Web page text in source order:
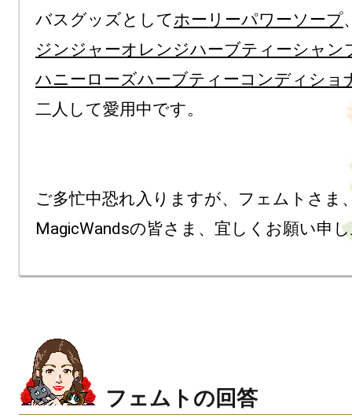
バスグッズとしてホーリーパワーソープ
ジンジャーオレンジハーブティーシャン
ハニーローズハーブティーコンディショ
二人して愛用中です。
ご多忙中恐れ入りますが、フェムトさま
MagicWandsの皆さま、宜しくお願い申
フェムトの回答